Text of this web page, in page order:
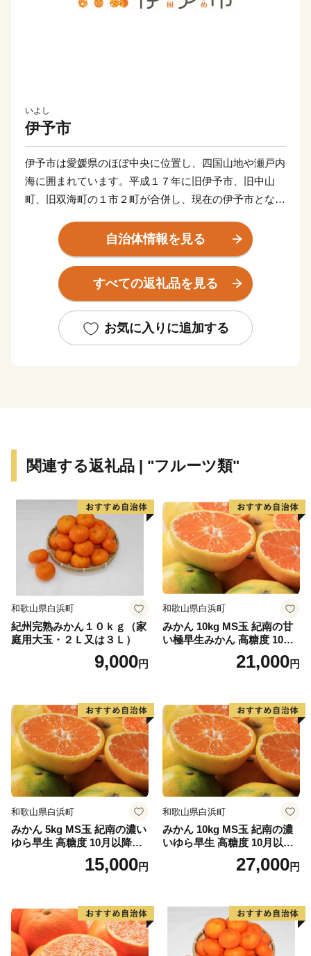
いよし
伊予市
伊予市は愛媛県のほぼ中央に位置し、四国山地や瀬戸内
海に囲まれています。平成１７年に旧伊予市、旧中山
町、旧双海町の１市２町が合併し、現在の伊予市となり
車で２５分ほど。アクセスも良く住みやすいまちです。
伊予市の中心地郡中（ぐんちゅう）は商人の町として栄
え、大手の鰹節企業の工場や、小さな乾物商店までそろ
さい）まつりでは県下でも有数の規模の花火大会が行わ
れ、多くの人でにぎわいます。郡中から少し離れた山沿
つては三代将軍徳川家光公に献上され、大変称賛された
基準をクリアしたものが中山栗と呼ばれ、日本三大栗の
一つに数えられています。また、山里の静かで集中でき
る環境の中、手作りの工芸品や加工食品が製造されてお
り、職人たちが住む「クラフト」のまちです。
伊予市の西部の海岸線沿いを中心に広がる双海町は、
「しずむ夕日が立ち止まる町」として、伊予灘に沈む美
しい夕日を活かしたまちづくりに取り組んできました。
ハモが有名です。他にタイ、サワラ、マナガツオ、イワ
は恋人の聖地として知られる双海シーサイド公園、海に
最も近い駅として知られ、度々テレビで紹介される有名
観光地となった下灘駅があり、夏を中心として多くの方
でにぎわっています。
三者三様の風土、文化が融和する伊予市にぜひ一度お越
しください。
自治体情報を見る
すべての返礼品を見る
お気に入りに追加する
関連する返礼品 | "フルーツ類"
和歌山県白浜町
紀州完熟みかん１０ｋｇ（家
庭用大玉・２Ｌ又は３Ｌ）
9,000円
和歌山県白浜町
みかん 10kg MS玉 紀南の甘
い極早生みかん 高糖度 10月
以降発送 マルチ被覆栽培
21,000円
和歌山県白浜町
みかん 5kg MS玉 紀南の濃い
ゆら早生 高糖度 10月以降発
送 マルチ被覆栽培15,000円
和歌山県白浜町
みかん 10kg MS玉 紀南の濃
いゆら早生 高糖度 10月以降
発送 マルチ被覆栽培27,000円